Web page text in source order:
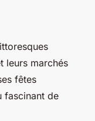
leurs marchés
fêtes
fascinant de